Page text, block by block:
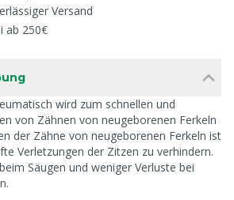
Versand
ab 250€
wird zum schnellen und
von Zähnen von neugeborenen Ferkeln
der Zähne von neugeborenen Ferkeln ist
Verletzungen der Zitzen zu verhindern.
Säugen und weniger Verluste bei